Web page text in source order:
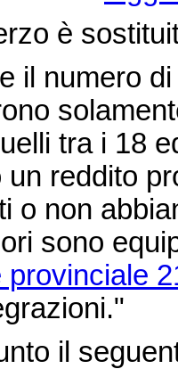
è
il numero
tra i 18
reddito
o non
sono
provinciale
il